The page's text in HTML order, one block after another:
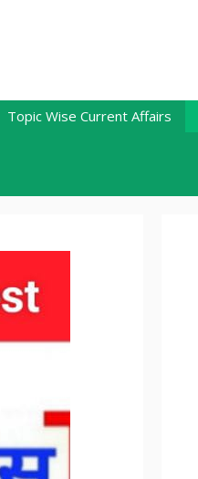
Topic Wise Current Affairs